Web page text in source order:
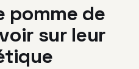
pomme de
sur leur